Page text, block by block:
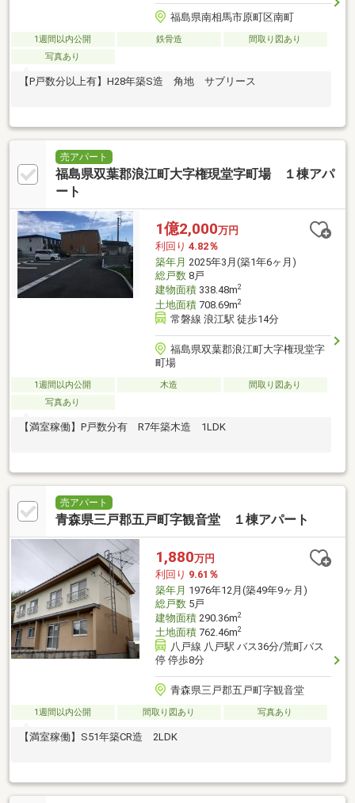
福島県南相馬市原町区南町
1週間以内公開 鉄骨造
間取り図あり
写真あり
【P戸数分以上有】H28年築S造 角地 サブリース
売アパート
福島県双葉郡浪江町大字権現堂字町場 １棟アパ
ート
1億2,000万円
利回り 4.82％
築年月 2025年3月(築1年6ヶ月)
総戸数8戸
建物面積338.48m2
土地面積708.69m2
常磐線 浪江駅 徒歩14分
福島県双葉郡浪江町大字権現堂字
町場
1週間以内公開 木造
間取り図あり
写真あり
【満室稼働】P戸数分有 R7年築木造 1LDK
売アパート
青森県三戸郡五戸町字観音堂 １棟アパート
1,880万円
利回り 9.61％
築年月 1976年12月(築49年9ヶ月)
総戸数5戸
建物面積290.36m2
土地面積762.46m2
八戸線 八戸駅 バス36分/荒町バス
停 停歩8分
青森県三戸郡五戸町字観音堂
1週間以内公開 間取り図あり 写真あり
【満室稼働】S51年築CR造 2LDK